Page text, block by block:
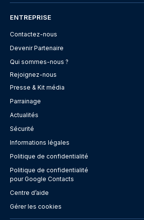
ENTREPRISE
Contactez-nous
Devenir Partenaire
Qui sommes-nous ?
Rejoignez-nous
Presse & Kit média
Parrainage
Actualités
Sécurité
Informations légales
Politique de confidentialité
Politique de confidentialité
pour Google Contacts
Centre d’aide
Gérer les cookies